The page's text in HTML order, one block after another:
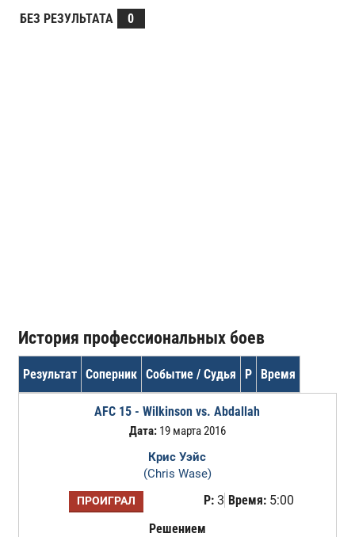
БЕЗ РЕЗУЛЬТАТА
0
История профессиональных боев
Результат Соперник Событие / Судья Р Время
AFC 15 - Wilkinson vs. Abdallah
Дата:19 марта 2016
Крис Уэйс
(Chris Wase)
ПРОИГРАЛ Р:3 Время:5:00
Решением